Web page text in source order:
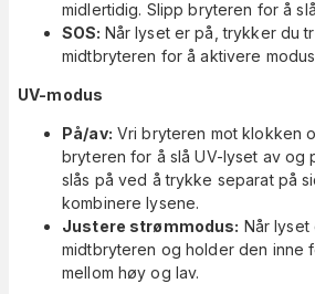
midlertidig. Slipp bryteren for å
SOS: Når lyset er på, trykker du
midtbryteren for å aktivere
UV-modus
På/av: Vri bryteren mot klokken
bryteren for å slå UV-lyset av og
slås på ved å trykke separat på
kombinere lysene.
Justere strømmodus: Når
midtbryteren og holder den inne
mellom høy og lav.